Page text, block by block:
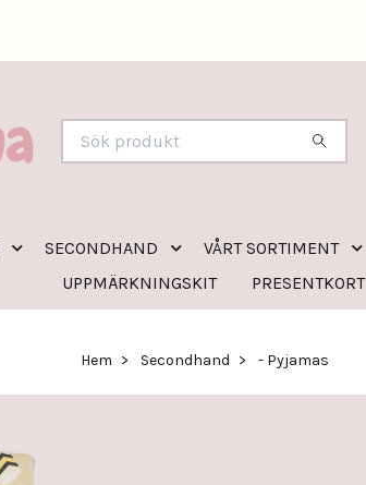
SECONDHAND VÅRT SORTIMENT
UPPMÄRKNINGSKIT
PRESENTKORT
Hem Secondhand - Pyjamas